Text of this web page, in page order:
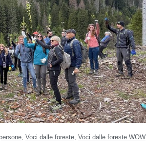
, Voci dalle foreste, Voci dalle foreste WOW